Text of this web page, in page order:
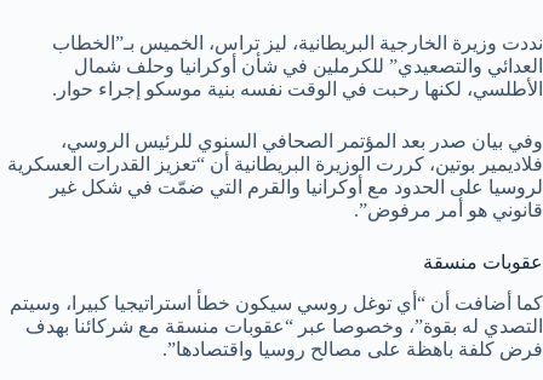
نددت وزيرة الخارجية البريطانية، ليز تراس، الخميس بـ”الخطاب
العدائي والتصعيدي” للكرملين في شأن أوكرانيا وحلف شمال
الأطلسي، لكنها رحبت في الوقت نفسه بنية موسكو إجراء حوار.
وفي بيان صدر بعد المؤتمر الصحافي السنوي للرئيس الروسي،
فلاديمير بوتين، كررت الوزيرة البريطانية أن “تعزيز القدرات العسكرية
لروسيا على الحدود مع أوكرانيا والقرم التي ضمّت في شكل غير
قانوني هو أمر مرفوض”.
عقوبات منسقة
كما أضافت أن “أي توغل روسي سيكون خطأ استراتيجيا كبيرا، وسيتم
التصدي له بقوة”، وخصوصا عبر “عقوبات منسقة مع شركائنا بهدف
فرض كلفة باهظة على مصالح روسيا واقتصادها”.